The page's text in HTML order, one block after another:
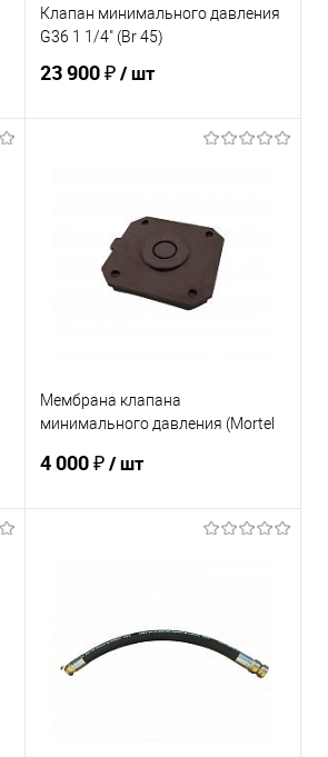
Клапан минимального давления
G36 1 1/4" (Br 45)
23 900 ₽/ шт
Купить в 1 клик
К сравнению
В избранное
В наличии
Мембрана клапана
минимального давления (Mortel
4 000 ₽/ шт
В избранное
Под заказ